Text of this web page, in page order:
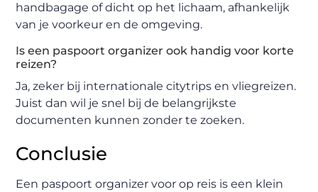
handbagage of dicht op het lichaam, afhankelijk
van je voorkeur en de omgeving.
Is een paspoort organizer ook handig voor korte
reizen?
Ja, zeker bij internationale citytrips en vliegreizen.
Juist dan wil je snel bij de belangrijkste
documenten kunnen zonder te zoeken.
Conclusie
Een paspoort organizer voor op reis is een klein